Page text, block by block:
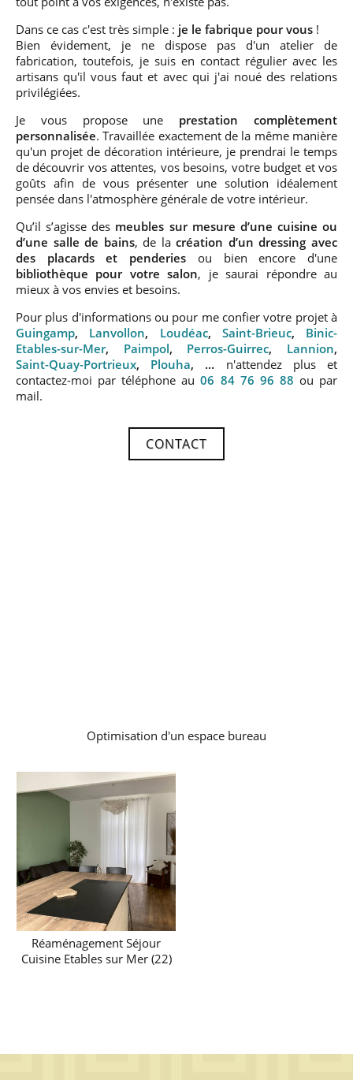
Dans ce cas c'est très simple : je le fabrique pour vous !
Bien évidement, je ne dispose pas d'un atelier de
fabrication, toutefois, je suis en contact régulier avec les
artisans qu'il vous faut et avec qui j'ai noué des relations
privilégiées.
Je vous propose une prestation complètement
personnalisée. Travaillée exactement de la même manière
qu'un projet de décoration intérieure, je prendrai le temps
de découvrir vos attentes, vos besoins, votre budget et vos
goûts afin de vous présenter une solution idéalement
pensée dans l'atmosphère générale de votre intérieur.
Qu’il s’agisse des meubles sur mesure d’une cuisine ou
d’une salle de bains, de lacréation d’un dressing avec
des placards et penderies ou bien encore d'une
bibliothèque pour votre salon, je saurai répondre au
mieux à vos envies et besoins.
Pour plus d'informations ou pour me confier votre projet à
Guingamp, Lanvollon, Loudéac, Saint-Brieuc, Binic-
Etables-sur-Mer, Paimpol, Perros-Guirrec, Lannion,
Saint-Quay-Portrieux, Plouha, ... n'attendez plus et
contactez-moi par téléphone au06 84 76 96 88 ou par
mail.
CONTACT
Optimisation d'un espace bureau
Réaménagement Séjour
Cuisine Etables sur Mer (22)